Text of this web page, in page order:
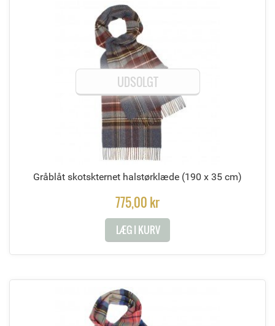
UDSOLGT
Gråblåt skotskternet halstørklæde (190 x 35 cm)
775,00 kr
LÆG I KURV